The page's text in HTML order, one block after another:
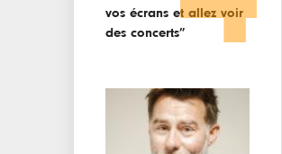
vos écrans et allez voir
des concerts”